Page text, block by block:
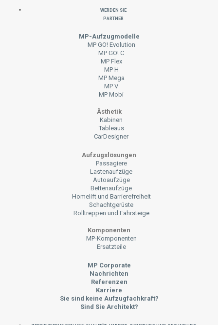
Werden Sie
Partner
MP-Aufzugmodelle
MP GO! Evolution
MP GO! C
MP Flex
MP H
MP Mega
MP V
MP Mobi
Ästhetik
Kabinen
Tableaus
CarDesigner
Aufzugslösungen
Passagiere
Lastenaufzüge
Autoaufzüge
Bettenaufzüge
Homelift und Barrierefreiheit
Schachtgerüste
Rolltreppen und Fahrsteige
Komponenten
MP-Komponenten
Ersatzteile
MP Corporate
Nachrichten
Referenzen
Karriere
Sie sind keine Aufzugfachkraft?
Sind Sie Architekt?